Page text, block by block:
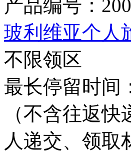
产品编号：
玻利维亚个人
不限领区
最长停留时
（不含往返
人递交、领取